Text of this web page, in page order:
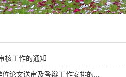
核工作的通知
论文送审及答辩工作安排的...